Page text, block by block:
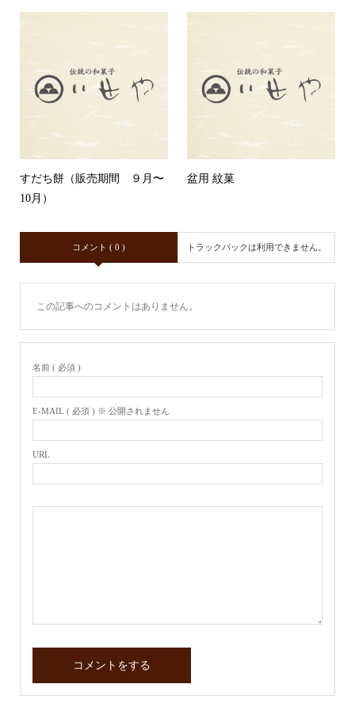
すだち餅（販売期間 ９月〜
10月）
盆用 紋菓
コメント ( 0 ) トラックバックは利用できません。
この記事へのコメントはありません。
名前 ( 必須 )
E-MAIL ( 必須 ) ※ 公開されません
URL